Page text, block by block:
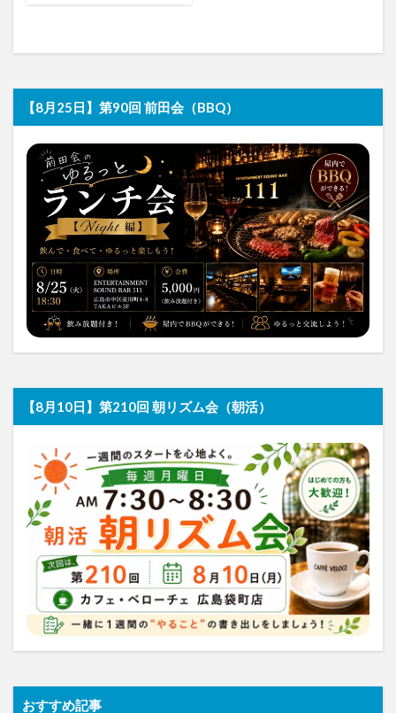
【8月25日】第90回 前田会（BBQ）
【8月10日】第210回 朝リズム会（朝活）
おすすめ記事